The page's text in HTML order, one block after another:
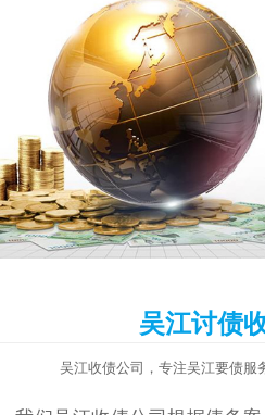
吴江讨债
吴江收债公司，专注吴江要债服